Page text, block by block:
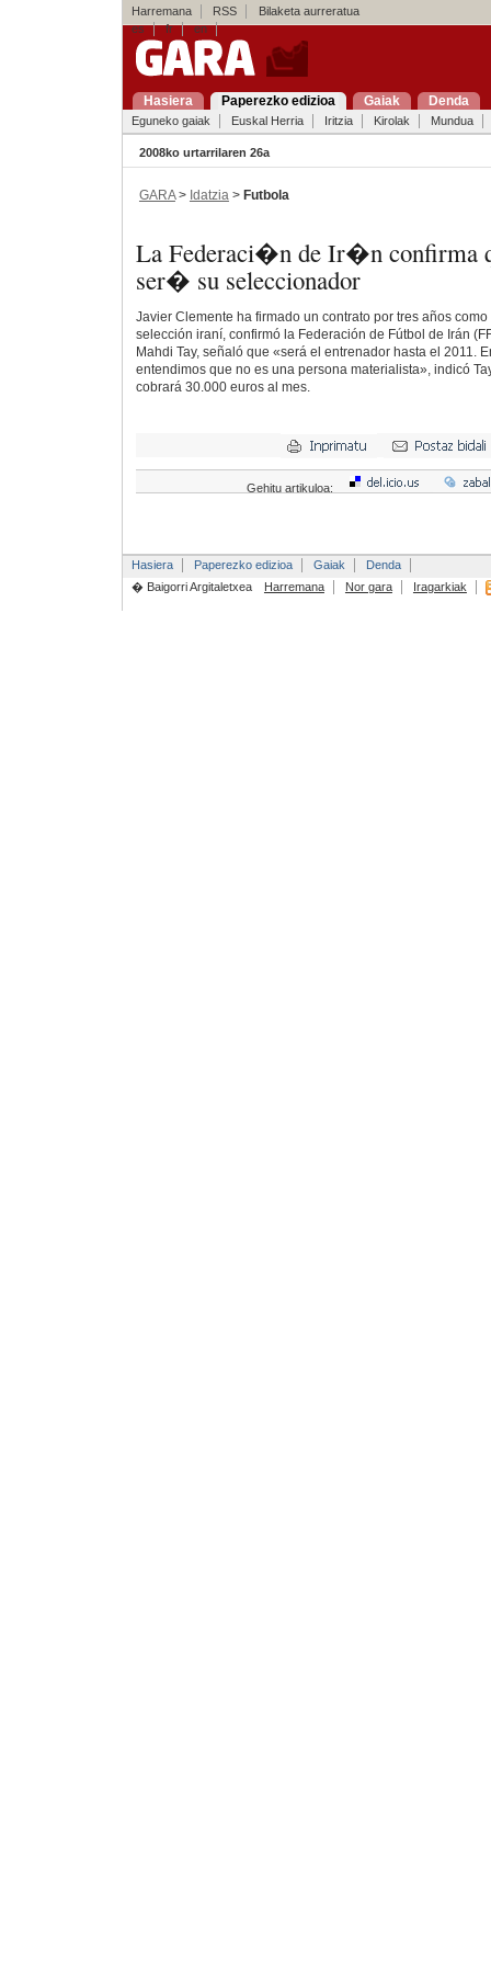
Harremana RSS
Bilaketa aurreratua
es
fr en
Hasiera Paperezko edizioa Gaiak Denda
Eguneko gaiak Euskal Herria Iritzia Kirolak Mundua
2008ko urtarrilaren 26a
GARA> Idatzia > Futbola
La Federaci�n de Ir�n confirma
ser� su seleccionador
Javier Clemente ha firmado un contrato por tres años
selección iraní, confirmó la Federación de Fútbol de Irán
Mahdi Tay, señaló que «será el entrenador hasta el 2011.
entendimos que no es una persona materialista», indicó
cobrará 30.000 euros al mes.
Gehitu artikuloa:
Hasiera Paperezko edizioa Gaiak
Denda
� Baigorri Argitaletxea
Harremana Nor gara Iragarkiak